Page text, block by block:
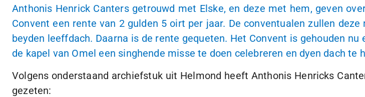
Anthonis Henrick Canters getrouwd met Elske, en deze met hem, geven
Convent een rente van 2 gulden 5 oirt per jaar. De conventualen zullen
beyden leeffdach. Daarna is de rente gequeten. Het Convent is gehouden
de kapel van Omel een singhende misse te doen celebreren en dyen dach te
Volgens onderstaand archiefstuk uit Helmond heeft Anthonis Henricks
gezeten: